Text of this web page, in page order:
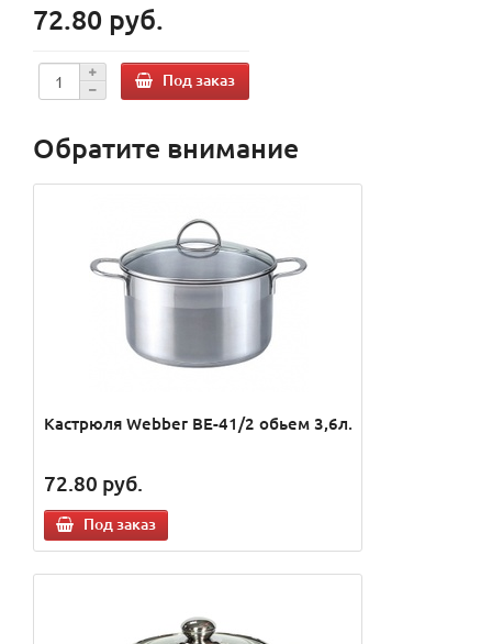
72.80 руб.
Под заказ
Обратите внимание
Кастрюля Webber ВЕ-41/2 обьем 3,6л.
72.80 руб.
Под заказ